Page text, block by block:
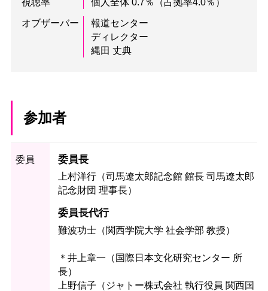
視聴率 個人全体 0.7％（占拠率4.0％）
オブザーバー
報道センター
ディレクター
縄田 丈典
参加者
委員 委員長
上村洋行（司馬遼太郎記念館 館長 司馬遼太郎
記念財団 理事長）
委員長代行
難波功士（関西学院大学 社会学部 教授）
＊井上章一（国際日本文化研究センター 所
長）
上野信子（ジャトー株式会社 執行役員 関西国